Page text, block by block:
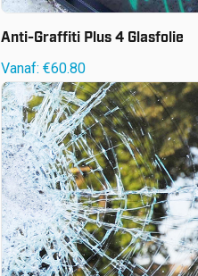
Anti-Graffiti Plus 4 Glasfolie
Vanaf: €60.80
Vanaf:€56.20